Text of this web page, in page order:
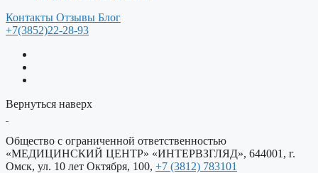
Контакты Отзывы Блог
+7(3852)22-28-93
Вернуться наверх
Общество c ограниченной ответственностью
«МЕДИЦИНСКИЙ ЦЕНТР» «ИНТЕРВЗГЛЯД», 644001, г.
Омск, ул. 10 лет Октября, 100, +7 (3812) 783101